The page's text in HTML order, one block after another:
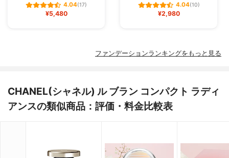
4.04(17)
¥5,480
4.04(10)
¥2,980
ファンデーションランキングをもっと見る
CHANEL(シャネル) ル ブラン コンパクト ラディ
アンスの類似商品：評価・料金比較表